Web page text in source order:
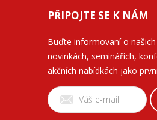
PŘIPOJTE SE K NÁM
Buďte informovaní o našich
novinkách, seminářích,
akčních nabídkách jako